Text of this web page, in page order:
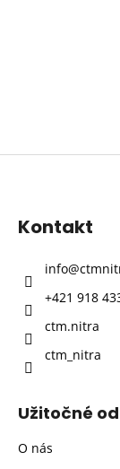
Kontakt
info@
+421 918
ctm.nitra
ctm_nitra
Užitočné
O nás